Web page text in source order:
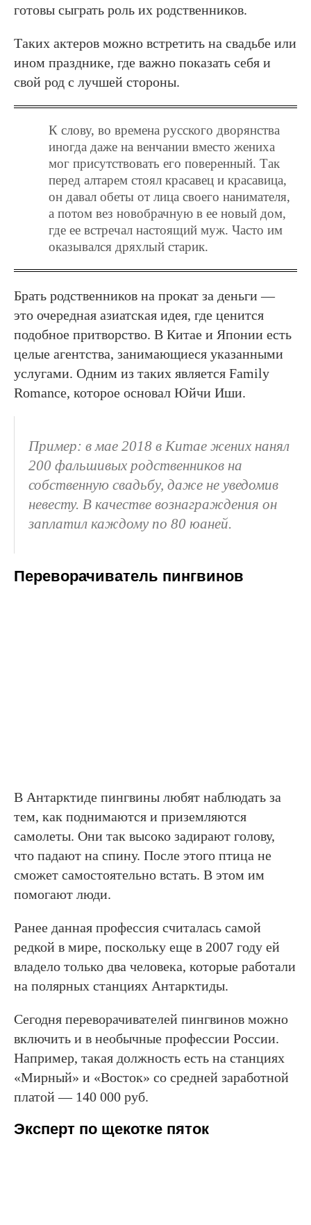
готовы сыграть роль их родственников.
Таких актеров можно встретить на свадьбе или
ином празднике, где важно показать себя и
свой род с лучшей стороны.
К слову, во времена русского дворянства
иногда даже на венчании вместо жениха
мог присутствовать его поверенный. Так
перед алтарем стоял красавец и красавица,
он давал обеты от лица своего нанимателя,
а потом вез новобрачную в ее новый дом,
где ее встречал настоящий муж. Часто им
оказывался дряхлый старик.
Брать родственников на прокат за деньги —
это очередная азиатская идея, где ценится
подобное притворство. В Китае и Японии есть
целые агентства, занимающиеся указанными
услугами. Одним из таких является Family
Romance, которое основал Юйчи Иши.
Пример: в мае 2018 в Китае жених нанял
200 фальшивых родственников на
собственную свадьбу, даже не уведомив
невесту. В качестве вознаграждения он
заплатил каждому по 80 юаней.
Переворачиватель пингвинов
В Антарктиде пингвины любят наблюдать за
тем, как поднимаются и приземляются
самолеты. Они так высоко задирают голову,
что падают на спину. После этого птица не
сможет самостоятельно встать. В этом им
помогают люди.
Ранее данная профессия считалась самой
редкой в мире, поскольку еще в 2007 году ей
владело только два человека, которые работали
на полярных станциях Антарктиды.
Сегодня переворачивателей пингвинов можно
включить и в необычные профессии России.
Например, такая должность есть на станциях
«Мирный» и «Восток» со средней заработной
платой — 140 000 руб.
Эксперт по щекотке пяток